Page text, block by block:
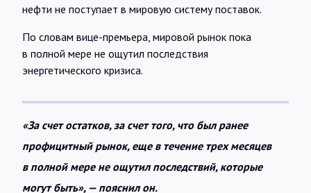
нефти не поступает в мировую систему поставок.
По словам вице-премьера, мировой рынок пока
в полной мере не ощутил последствия
энергетического кризиса.
«За счет остатков, за счет того, что был ранее
профицитный рынок, еще в течение трех месяцев
в полной мере не ощутил последствий, которые
могут быть», — пояснил он.